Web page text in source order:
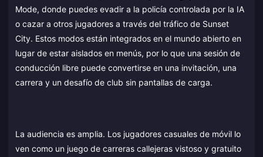
Mode, donde puedes evadir a la policía controlada por la IA
o cazar a otros jugadores a través del tráfico de Sunset
City. Estos modos están integrados en el mundo abierto en
lugar de estar aislados en menús, por lo que una sesión de
conducción libre puede convertirse en una invitación, una
carrera y un desafío de club sin pantallas de carga.
La audiencia es amplia. Los jugadores casuales de móvil lo
ven como un juego de carreras callejeras vistoso y gratuito